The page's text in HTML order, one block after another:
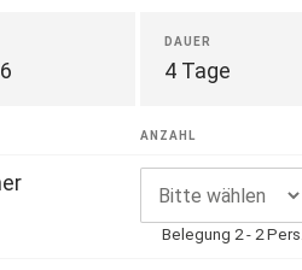
DAUER
4 Tage
ANZAHL
Belegung 2 - 2 Pers.